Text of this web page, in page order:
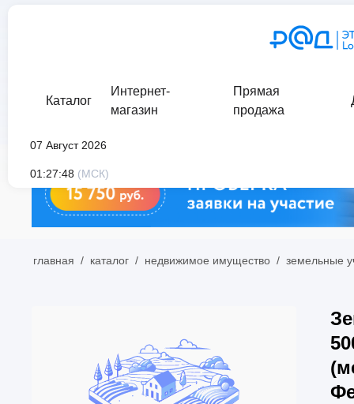
Каталог
Интернет-
магазин
Прямая
продажа
07 Август 2026
01:27:48 (МСК)
главная / каталог / недвижимое имущество / земельные